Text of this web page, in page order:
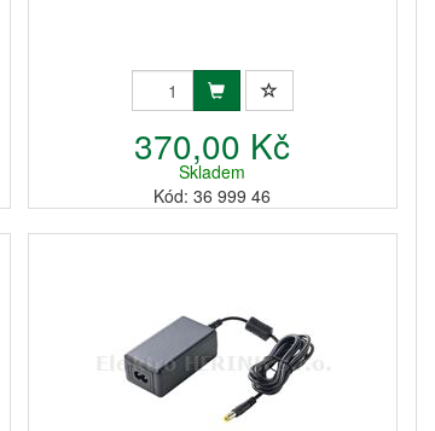
370,00 Kč
Skladem
Kód: 36 999 46